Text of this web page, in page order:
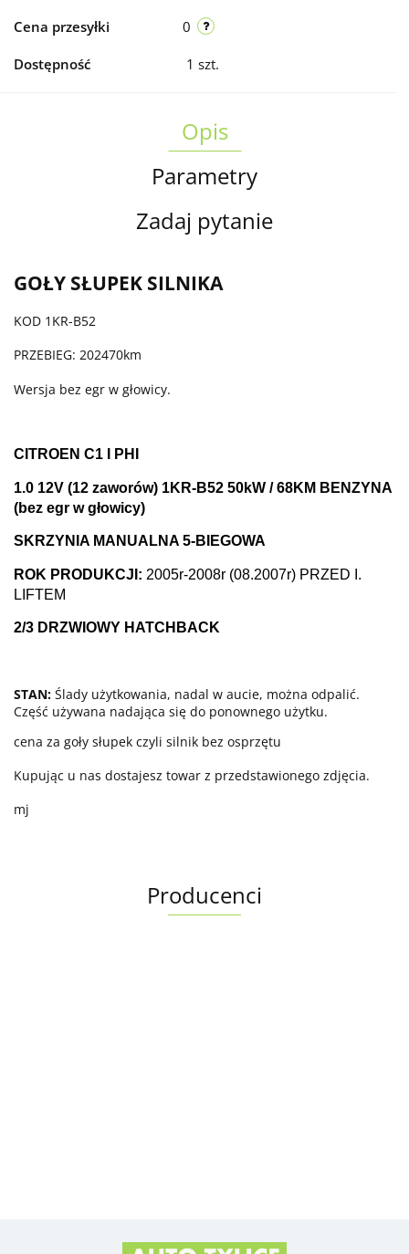
Cena przesyłki 0
Dostępność 1 szt.
Opis
Parametry
Zadaj pytanie
GOŁY SŁUPEK SILNIKA
KOD 1KR-B52
PRZEBIEG: 202470km
Wersja bez egr w głowicy.
CITROEN C1 I PHI
1.0 12V (12 zaworów) 1KR-B52 50kW / 68KM BENZYNA
(bez egr w głowicy)
SKRZYNIA MANUALNA 5-BIEGOWA
ROK PRODUKCJI: 2005r-2008r (08.2007r) PRZED I.
LIFTEM
2/3 DRZWIOWY HATCHBACK
STAN: Ślady użytkowania, nadal w aucie, można odpalić.
Część używana nadająca się do ponownego użytku.
cena za goły słupek czyli silnik bez osprzętu
Kupując u nas dostajesz towar z przedstawionego zdjęcia.
mj
Producenci